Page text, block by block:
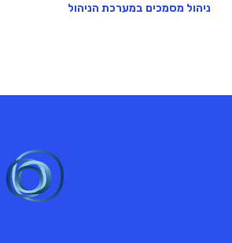
ניהול מסמכים במערכת הניהול